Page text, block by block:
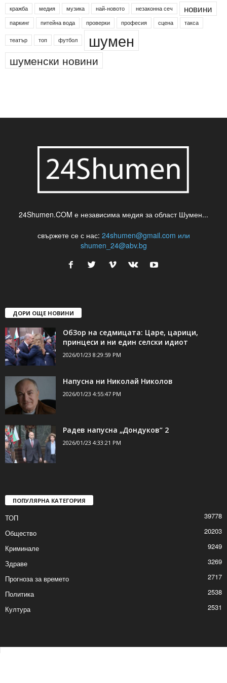
кражба медия музика най-новото незаконна сеч новини
паркинг питейна вода проверки професия сцена такса
театър топ футбол шумен
шуменски новини
24Shumen.COM е независима медия за област Шумен...
свържете се с нас: 24shumen@gmail.com или
shumen_24@abv.bg
ДОРИ ОЩЕ НОВИНИ
ОбЗор на седмицата: Царе, царици,
принцеси и ни един селски идиот
2026/01/23 8:29:59 PM
Напусна ни Николай Николов
2026/01/23 4:55:47 PM
Радев напусна „Дондуков“ 2
2026/01/23 4:33:21 PM
ПОПУЛЯРНА КАТЕГОРИЯ
ТОП
39778
Общество
20203
Криминале
9249
Здраве
3269
Прогноза за времето
2717
Политика
2538
Култура
2531